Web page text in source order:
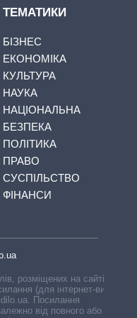
ТЕМАТИКИ
БІЗНЕС
ЕКОНОМІКА
КУЛЬТУРА
НАУКА
НАЦІОНАЛЬНА
БЕЗПЕКА
ПОЛІТИКА
ПРАВО
СУСПІЛЬСТВО
ФІНАНСИ
розміщених на сайті,
(для інтернет-видань
Посилання
від повного або